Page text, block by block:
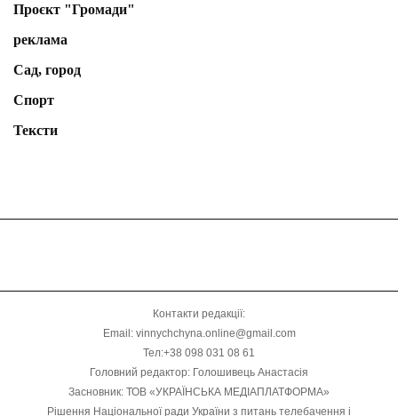
Проєкт "Громади"
реклама
Сад, город
Спорт
Тексти
Контакти редакції:
Email: vinnychchyna.online@gmail.com
Тел:+38 098 031 08 61
Головний редактор: Голошивець Анастасія
Засновник: ТОВ «УКРАЇНСЬКА МЕДІАПЛАТФОРМА»
Рішення Національної ради України з питань телебачення і